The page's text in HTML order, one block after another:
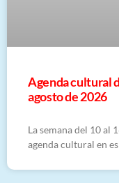
Agenda cultural
agosto de 2026
La semana del 10 al
agenda cultural en